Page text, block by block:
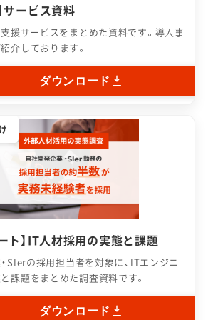
サービス資料
援サービスをまとめた資料です。導入事
介しております。
ダウンロード
ト】IT人材採用の実態と課題
SIerの採用担当者を対象に、ITエンジニ
課題をまとめた調査資料です。
ダウンロード